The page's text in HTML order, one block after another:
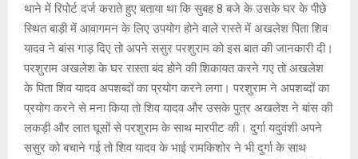
थाने में रिपोर्ट दर्ज कराते हुए बताया था कि सुबह 8 बजे के उसके घर के पीछे
स्थित बाड़ी में आवागमन के लिए उपयोग होने वाले रास्ते में अखलेश पिता शिव
यादव ने बांस गाड़ दिए तो अपने ससुर परशुराम को इस बात की जानकारी दी।
परशुराम अखलेश के घर रास्ता बंद होने की शिकायत करने गए तो अखलेश
के पिता शिव यादव अपशब्दों का प्रयोग करने लगा। परशुराम ने अपशब्दों का
प्रयोग करने से मना किया तो शिव यादव और उसके पुत्र अखलेश ने बांस की
लकड़ी और लात घूसों से परशुराम के साथ मारपीट की। दुर्गा यदुवंशी अपने
ससुर को बचाने गई तो शिव यादव के भाई रामकिशोर ने भी दुर्गा के साथ